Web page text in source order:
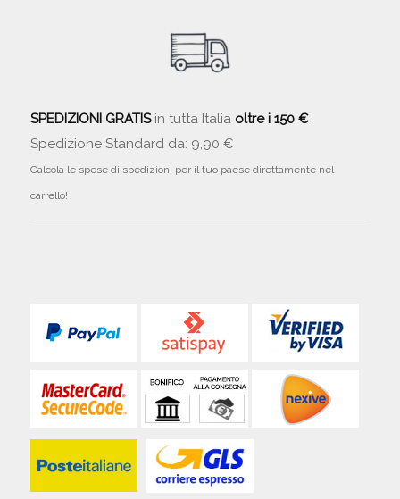
SPEDIZIONI GRATISin tutta Italia oltre i 150 €
Spedizione Standard da: 9,90 €
Calcola le spese di spedizioni per il tuo paese direttamente nel
carrello!